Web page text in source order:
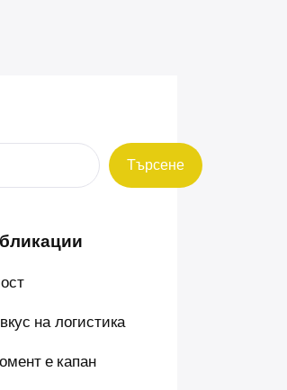
Търсене
на логистика
е капан